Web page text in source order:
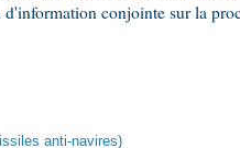
conjointe sur la
anti-navires)